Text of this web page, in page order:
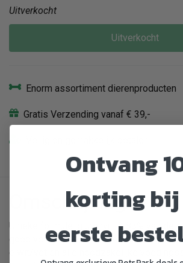
Uitverkocht
Uitverkocht
Enorm assortiment dierenproducten
Gratis Verzending vanaf € 39,-
Omschrijving
Unieke formule: glutenvrij & 85% van de
goed verteerbaar en vetmestend.
eiwit/vet en alle noodzakelijke
Ontvang
korting
eerste